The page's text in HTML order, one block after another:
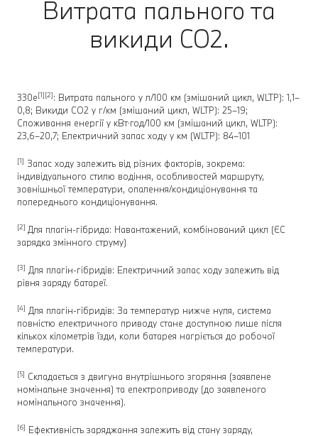
Витрата пального та
викиди CO2.
330e[1][2]: Витрата пального у л/100 км (змішаний цикл, WLTP): 1,1–
0,8; Викиди CO2 у г/км (змішаний цикл, WLTP): 25–19;
Споживання енергії у кВт⋅год/100 км (змішаний цикл, WLTP):
23,6–20,7; Електричний запас ходу у км (WLTP): 84–101
[1] Запас ходу залежить від різних факторів, зокрема:
індивідуального стилю водіння, особливостей маршруту,
зовнішньої температури, опалення/кондиціонування та
попереднього кондиціонування.
[2] Для плагін-гібрида: Навантажений, комбінований цикл (ЄC
зарядка змінного струму)
[3] Для плагін-гібридів: Електричний запас ходу залежить від
рівня заряду батареї.
[4] Для плагін-гібридів: За температур нижче нуля, система
повністю електричного приводу стане доступною лише після
кількох кілометрів їзди, коли батарея нагріється до робочої
температури.
[5] Складається з двигуна внутрішнього згоряння (заявлене
номінальне значення) та електроприводу (до заявленого
номінального значення).
[6] Ефективність заряджання залежить від стану заряду,